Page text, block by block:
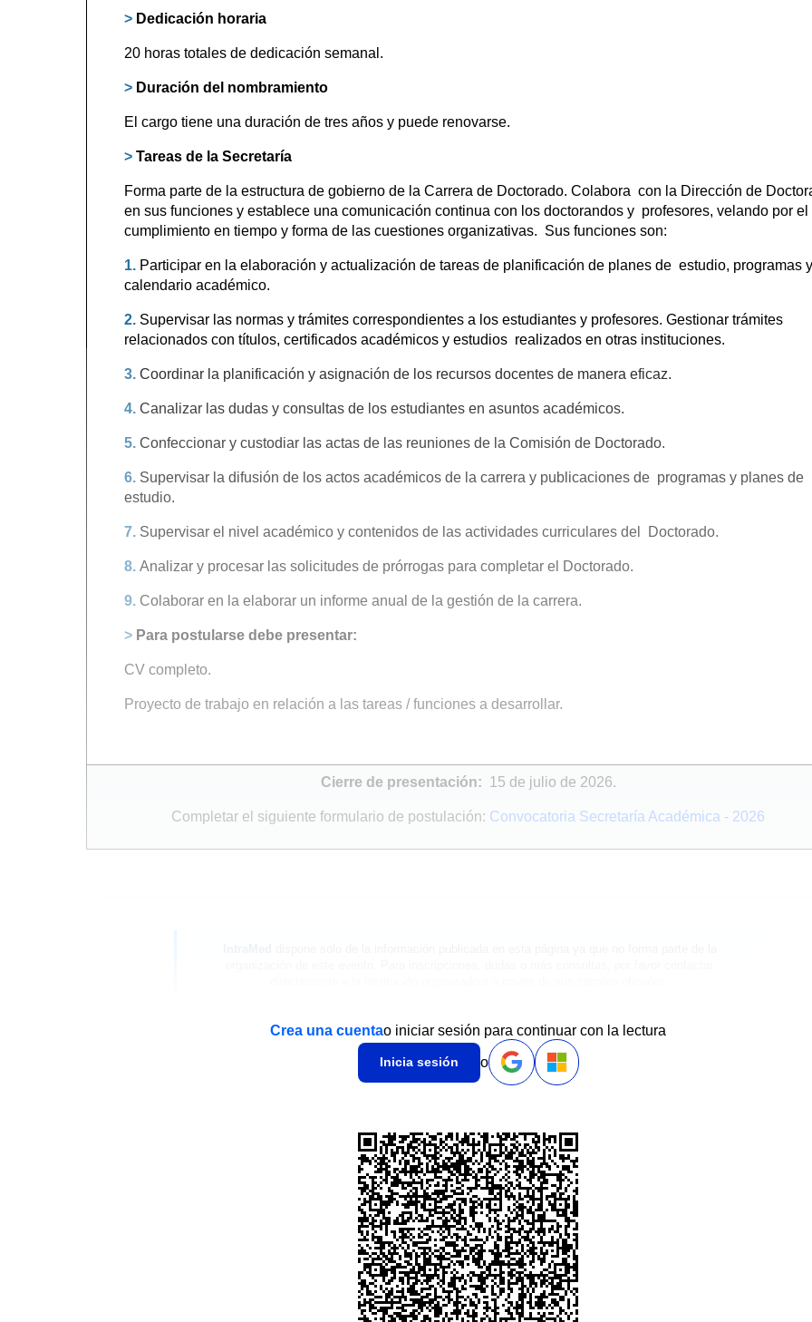
> Dedicación horaria
20 horas totales de dedicación semanal.
> Duración del nombramiento
El cargo tiene una duración de tres años y puede renovarse.
> Tareas de la Secretaría
Forma parte de la estructura de gobierno de la Carrera de Doctorado. Colabora con la Dirección de
en sus funciones y establece una comunicación continua con los doctorandos y profesores, velando por el
cumplimiento en tiempo y forma de las cuestiones organizativas. Sus funciones son:
1. Participar en la elaboración y actualización de tareas de planificación de planes de estudio, programas y
calendario académico.
2. Supervisar las normas y trámites correspondientes a los estudiantes y profesores. Gestionar trámites
relacionados con títulos, certificados académicos y estudios realizados en otras instituciones.
3. Coordinar la planificación y asignación de los recursos docentes de manera eficaz.
4. Canalizar las dudas y consultas de los estudiantes en asuntos académicos.
5. Confeccionar y custodiar las actas de las reuniones de la Comisión de Doctorado.
6. Supervisar la difusión de los actos académicos de la carrera y publicaciones de programas y planes de
estudio.
7. Supervisar el nivel académico y contenidos de las actividades curriculares del Doctorado.
8. Analizar y procesar las solicitudes de prórrogas para completar el Doctorado.
9. Colaborar en la elaborar un informe anual de la gestión de la carrera.
> Para postularse debe presentar:
CV completo.
Proyecto de trabajo en relación a las tareas / funciones a desarrollar.
Cierre de presentación: 15 de julio de 2026.
Completar el siguiente formulario de postulación: Convocatoria Secretaría Académica - 2026
Crea una cuentao iniciar sesión para continuar con la lectura
Inicia sesión o